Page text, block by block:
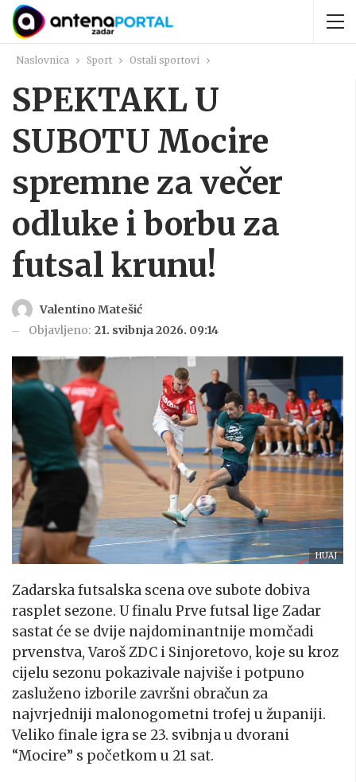
Naslovnica Sport Ostali sportovi
SPEKTAKL U
SUBOTU Mocire
spremne za večer
odluke i borbu za
futsal krunu!
Valentino Matešić
Objavljeno: 21. svibnja 2026. 09:14
HUAJ
Zadarska futsalska scena ove subote dobiva
rasplet sezone. U finalu Prve futsal lige Zadar
sastat će se dvije najdominantnije momčadi
prvenstva, Varoš ZDC i Sinjoretovo, koje su kroz
cijelu sezonu pokazivale najviše i potpuno
zasluženo izborile završni obračun za
najvrjedniji malonogometni trofej u županiji.
Veliko finale igra se 23. svibnja u dvorani
“Mocire” s početkom u 21 sat.